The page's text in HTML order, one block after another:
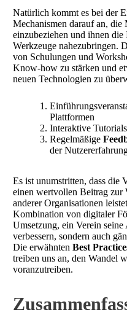
Natürlich kommt es bei der
Mechanismen darauf an,
einzubeziehen und ihnen
Werkzeuge nahezubringen.
von Schulungen und
Know-how zu stärken und
neuen Technologien zu
Plattformen
Interaktive
Regelmäßige
der
Es ist unumstritten, dass die
einen wertvollen Beitrag
anderer Organisationen
Kombination von digitaler
Umsetzung, ein Verein
verbessern, sondern auch
Die erwähnten Best
treiben uns an, den Wandel
voranzutreiben.